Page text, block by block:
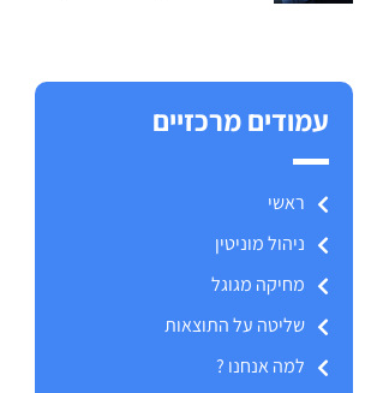
עמודים מרכזיים
ראשי
ניהול מוניטין
מחיקה מגוגל
שליטה על התוצאות
למה אנחנו ?